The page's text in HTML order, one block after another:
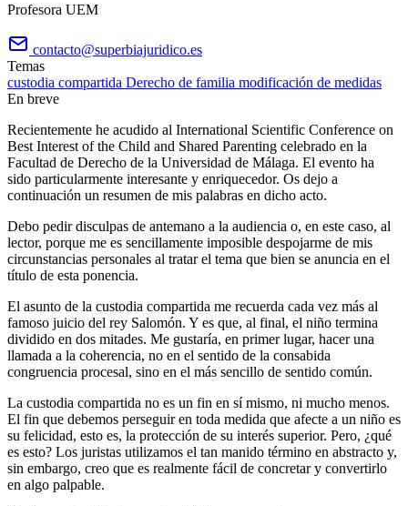
Profesora UEM
contacto@superbiajuridico.es
Temas
custodia compartida Derecho de familia modificación de medidas
En breve
Recientemente he acudido al International Scientific Conference on
Best Interest of the Child and Shared Parenting celebrado en la
Facultad de Derecho de la Universidad de Málaga. El evento ha
sido particularmente interesante y enriquecedor. Os dejo a
continuación un resumen de mis palabras en dicho acto.
Debo pedir disculpas de antemano a la audiencia o, en este caso, al
lector, porque me es sencillamente imposible despojarme de mis
circunstancias personales al tratar el tema que bien se anuncia en el
título de esta ponencia.
El asunto de la custodia compartida me recuerda cada vez más al
famoso juicio del rey Salomón. Y es que, al final, el niño termina
dividido en dos mitades. Me gustaría, en primer lugar, hacer una
llamada a la coherencia, no en el sentido de la consabida
congruencia procesal, sino en el más sencillo de sentido común.
La custodia compartida no es un fin en sí mismo, ni mucho menos.
El fin que debemos perseguir en toda medida que afecte a un niño es
su felicidad, esto es, la protección de su interés superior. Pero, ¿qué
es esto? Los juristas utilizamos el tan manido término en abstracto y,
sin embargo, creo que es realmente fácil de concretar y convertirlo
en algo palpable.